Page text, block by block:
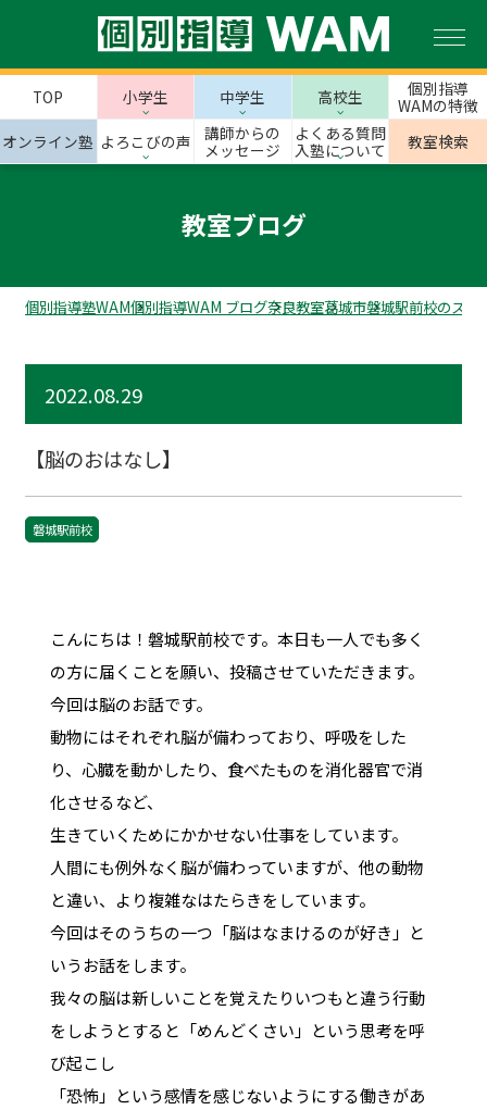
TOP 小学生 中学生 高校生
個別指導
WAMの特徴
オンライン塾 よろこびの声
講師からの
メッセージ
よくある質問
入塾について
教室検索
教室ブログ
個別指導塾WAM個別指導WAM ブログ奈良教室葛城市磐城駅前校のスタ
2022.08.29
【脳のおはなし】
磐城駅前校
こんにちは！磐城駅前校です。本日も一人でも多く
の方に届くことを願い、投稿させていただきます。
今回は脳のお話です。
動物にはそれぞれ脳が備わっており、呼吸をした
り、心臓を動かしたり、食べたものを消化器官で消
化させるなど、
生きていくためにかかせない仕事をしています。
人間にも例外なく脳が備わっていますが、他の動物
と違い、より複雑なはたらきをしています。
今回はそのうちの一つ「脳はなまけるのが好き」と
いうお話をします。
我々の脳は新しいことを覚えたりいつもと違う行動
をしようとすると「めんどくさい」という思考を呼
び起こし
「恐怖」という感情を感じないようにする働きがあ